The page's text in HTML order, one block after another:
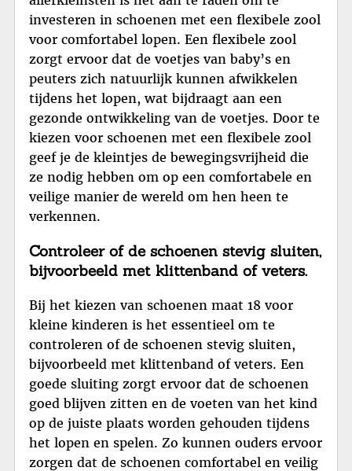
investeren in schoenen met een flexibele zool
voor comfortabel lopen. Een flexibele zool
zorgt ervoor dat de voetjes van baby’s en
peuters zich natuurlijk kunnen afwikkelen
tijdens het lopen, wat bijdraagt aan een
gezonde ontwikkeling van de voetjes. Door te
kiezen voor schoenen met een flexibele zool
geef je de kleintjes de bewegingsvrijheid die
ze nodig hebben om op een comfortabele en
veilige manier de wereld om hen heen te
verkennen.
Controleer of de schoenen stevig sluiten,
bijvoorbeeld met klittenband of veters.
Bij het kiezen van schoenen maat 18 voor
kleine kinderen is het essentieel om te
controleren of de schoenen stevig sluiten,
bijvoorbeeld met klittenband of veters. Een
goede sluiting zorgt ervoor dat de schoenen
goed blijven zitten en de voeten van het kind
op de juiste plaats worden gehouden tijdens
het lopen en spelen. Zo kunnen ouders ervoor
zorgen dat de schoenen comfortabel en veilig